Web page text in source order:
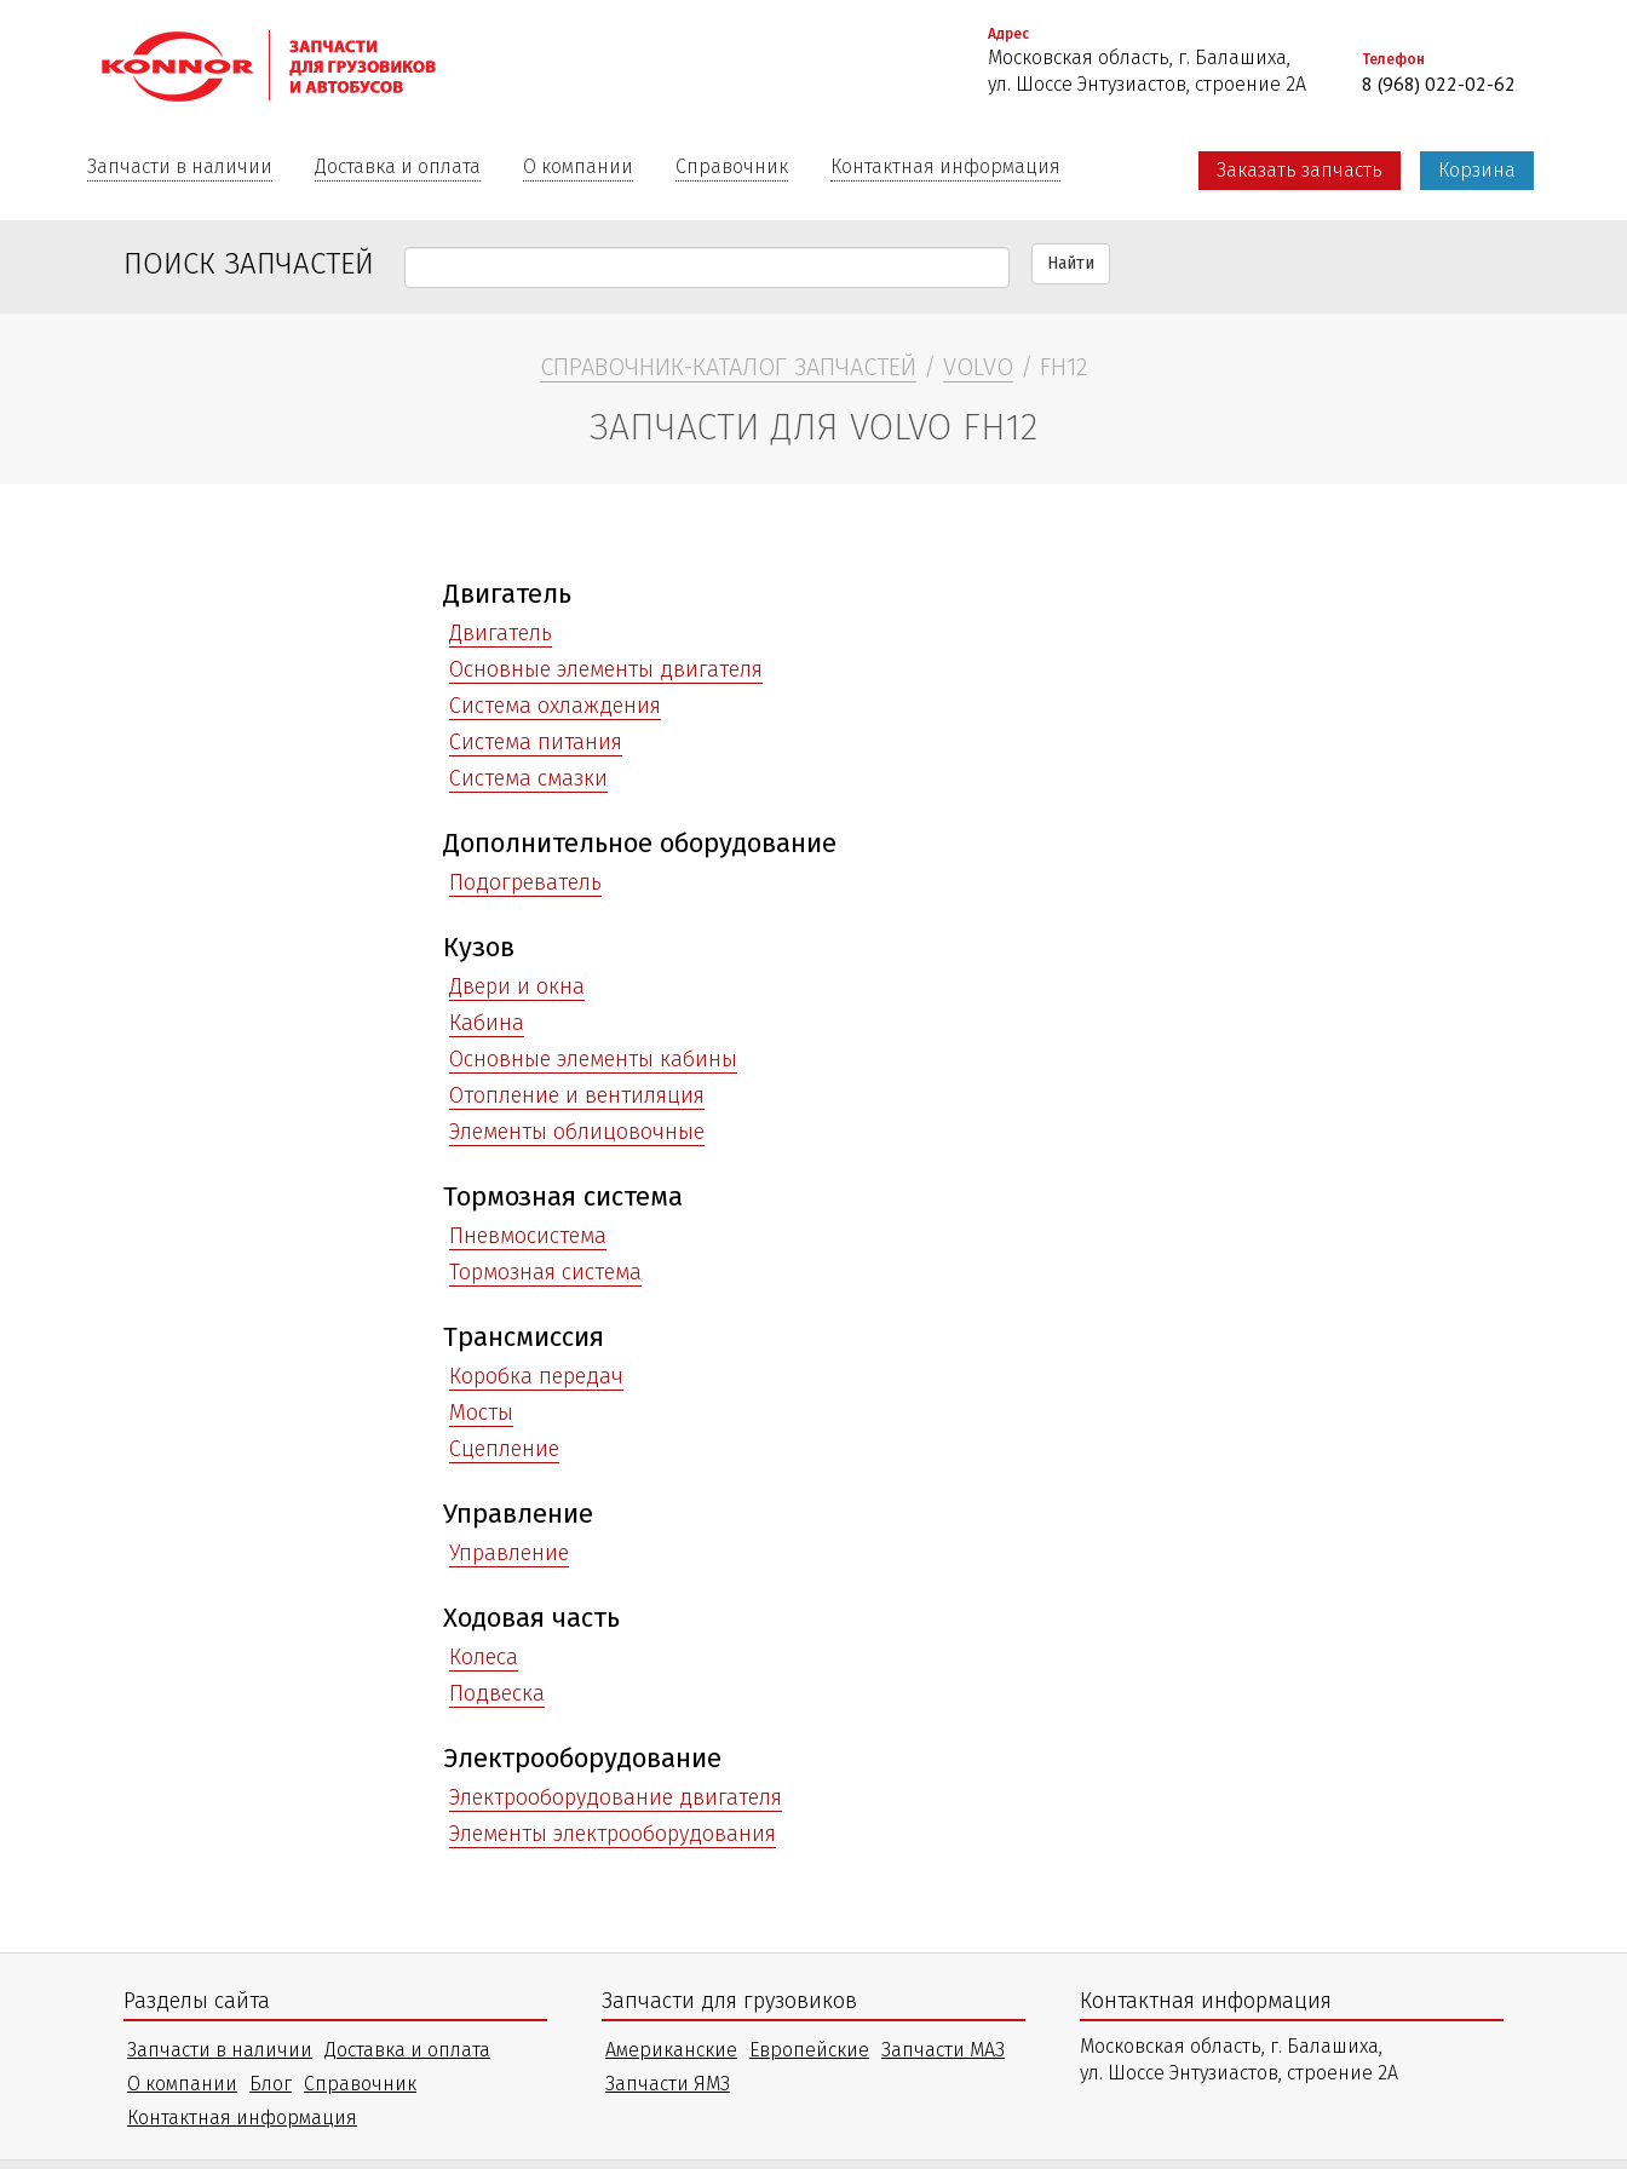
Адрес
Московская область, г. Балашиха,
ул. Шоссе Энтузиастов, строение 2А
Телефон
8 (968) 022-02-62
Запчасти в наличии Доставка и оплата О компании Справочник Контактная информация Заказать запчасть Корзина
ПОИСК ЗАПЧАСТЕЙ Найти
СПРАВОЧНИК-КАТАЛОГ ЗАПЧАСТЕЙ / VOLVO / FH12
ЗАПЧАСТИ ДЛЯ VOLVO FH12
Двигатель
Двигатель
Основные элементы двигателя
Система охлаждения
Система питания
Система смазки
Дополнительное оборудование
Подогреватель
Кузов
Двери и окна
Кабина
Основные элементы кабины
Отопление и вентиляция
Элементы облицовочные
Тормозная система
Пневмосистема
Тормозная система
Трансмиссия
Коробка передач
Мосты
Сцепление
Управление
Управление
Ходовая часть
Колеса
Подвеска
Электрооборудование
Электрооборудование двигателя
Элементы электрооборудования
Разделы сайта
Запчасти в наличии
Доставка и оплата
О компании
Блог Справочник
Контактная информация
Запчасти для грузовиков
Американские Европейские Запчасти МАЗ
Запчасти ЯМЗ
Контактная информация
Московская область, г. Балашиха,
ул. Шоссе Энтузиастов, строение 2А